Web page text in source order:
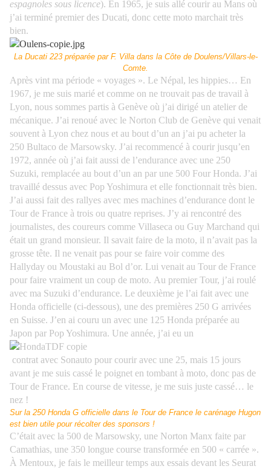
espagnoles sous licence). En 1965, je suis allé courir au Mans où
j’ai terminé premier des Ducati, donc cette moto marchait très
bien.
La Ducati 223 préparée par F. Villa dans la Côte de Doulens/Villars-le-
Comte.
Après vint ma période « voyages ». Le Népal, les hippies… En
1967, je me suis marié et comme on ne trouvait pas de travail à
Lyon, nous sommes partis à Genève où j’ai dirigé un atelier de
mécanique. J’ai renoué avec le Norton Club de Genève qui venait
souvent à Lyon chez nous et au bout d’un an j’ai pu acheter la
250 Bultaco de Marsowsky. J’ai recommencé à courir jusqu’en
1972, année où j’ai fait aussi de l’endurance avec une 250
Suzuki, remplacée au bout d’un an par une 500 Four Honda. J’ai
travaillé dessus avec Pop Yoshimura et elle fonctionnait très bien.
J’ai aussi fait des rallyes avec mes machines d’endurance dont le
Tour de France à trois ou quatre reprises. J’y ai rencontré des
journalistes, des coureurs comme Villaseca ou Guy Marchand qui
était un grand monsieur. Il savait faire de la moto, il n’avait pas la
grosse tête. Il ne venait pas pour se faire voir comme des
Hallyday ou Moustaki au Bol d’or. Lui venait au Tour de France
pour faire vraiment un coup de moto. Au premier Tour, j’ai roulé
avec ma Suzuki d’endurance. Le deuxième je l’ai fait avec une
Honda officielle (ci-dessous), une des premières 250 G arrivées
en Suisse. J’en ai couru un avec une 125 Honda préparée au
Japon par Pop Yoshimura. Une année, j’ai eu un
contrat avec Sonauto pour courir avec une 25, mais 15 jours
avant je me suis cassé le poignet en tombant à moto, donc pas de
Tour de France. En course de vitesse, je me suis juste cassé… le
nez !
Sur la 250 Honda G officielle dans le Tour de France le carénage Hugon
est bien utile pour récolter des sponsors !
C’était avec la 500 de Marsowsky, une Norton Manx faite par
Camathias, une 350 longue course transformée en 500 « carrée ».
À Mentoux, je fais le meilleur temps aux essais devant les Seurat